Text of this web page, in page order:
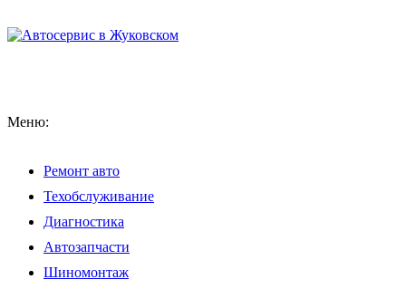
Меню:
Ремонт авто
Техобслуживание
Диагностика
Автозапчасти
Шиномонтаж